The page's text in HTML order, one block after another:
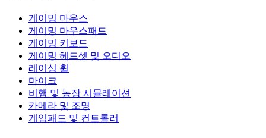
게이밍 마우스
게이밍 마우스패드
게이밍 키보드
게이밍 헤드셋 및 오디오
레이싱 휠
마이크
비행 및 농장 시뮬레이션
카메라 및 조명
게임패드 및 컨트롤러